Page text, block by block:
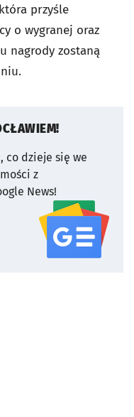
przyśle
o wygranej oraz
nagrody zostaną
co dzieje się we
z
News!
serwisu